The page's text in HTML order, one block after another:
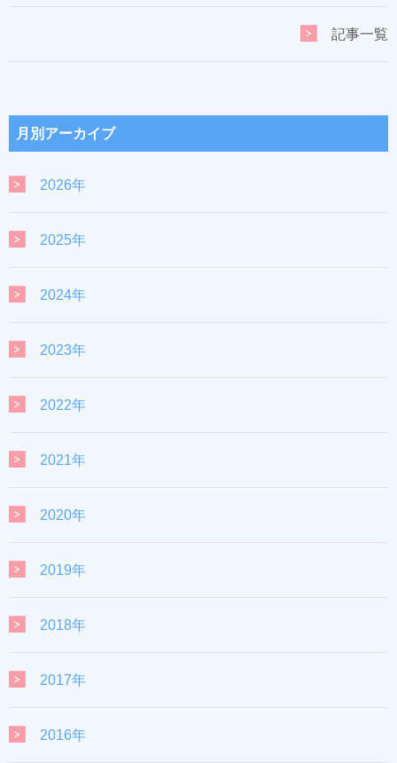
記事一覧
月別アーカイブ
2026年
2025年
2024年
2023年
2022年
2021年
2020年
2019年
2018年
2017年
2016年